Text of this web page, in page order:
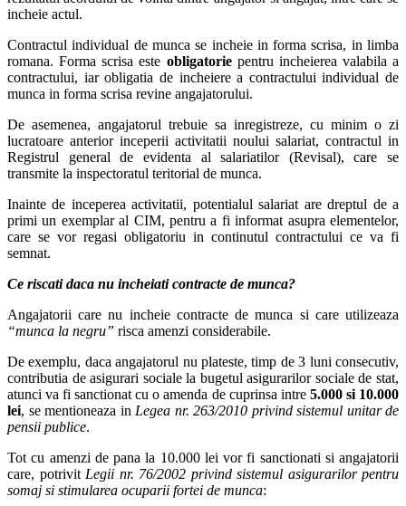
incheie actul.
Contractul individual de munca se incheie in forma scrisa, in limba
romana. Forma scrisa este obligatoriepentru incheierea valabila a
contractului, iar obligatia de incheiere a contractului individual de
munca in forma scrisa revine angajatorului.
De asemenea, angajatorul trebuie sa inregistreze, cu minim o zi
lucratoare anterior inceperii activitatii noului salariat, contractul in
Registrul general de evidenta al salariatilor (Revisal), care se
transmite la inspectoratul teritorial de munca.
Inainte de inceperea activitatii, potentialul salariat are dreptul de a
primi un exemplar al CIM, pentru a fi informat asupra elementelor,
care se vor regasi obligatoriu in continutul contractului ce va fi
semnat.
Ce riscati daca nu incheiati contracte de munca?
Angajatorii care nu incheie contracte de munca si care utilizeaza
“munca la negru” risca amenzi considerabile.
De exemplu, daca angajatorul nu plateste, timp de 3 luni consecutiv,
contributia de asigurari sociale la bugetul asigurarilor sociale de stat,
atunci va fi sanctionat cu o amenda de cuprinsa intre 5.000 si 10.000
lei, se mentioneaza in Legea nr. 263/2010 privind sistemul unitar de
pensii publice.
Tot cu amenzi de pana la 10.000 lei vor fi sanctionati si angajatorii
care, potrivit Legii nr. 76/2002 privind sistemul asigurarilor pentru
somaj si stimularea ocuparii fortei de munca: